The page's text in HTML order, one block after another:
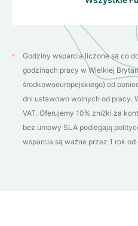
Bilety bez ograniczeń
Czas reakcji
Połączenie wideo
Wdrożenia i konserwacja
Konfiguracja serwera

Godziny wsparcia liczone są co
godzinach pracy w Wielkiej
środkowoeuropejskiego) od
dni ustawowo wolnych od pracy.
VAT. Oferujemy 10% zniżki za
bez umowy SLA podlegają
wsparcia są ważne przez 1 rok